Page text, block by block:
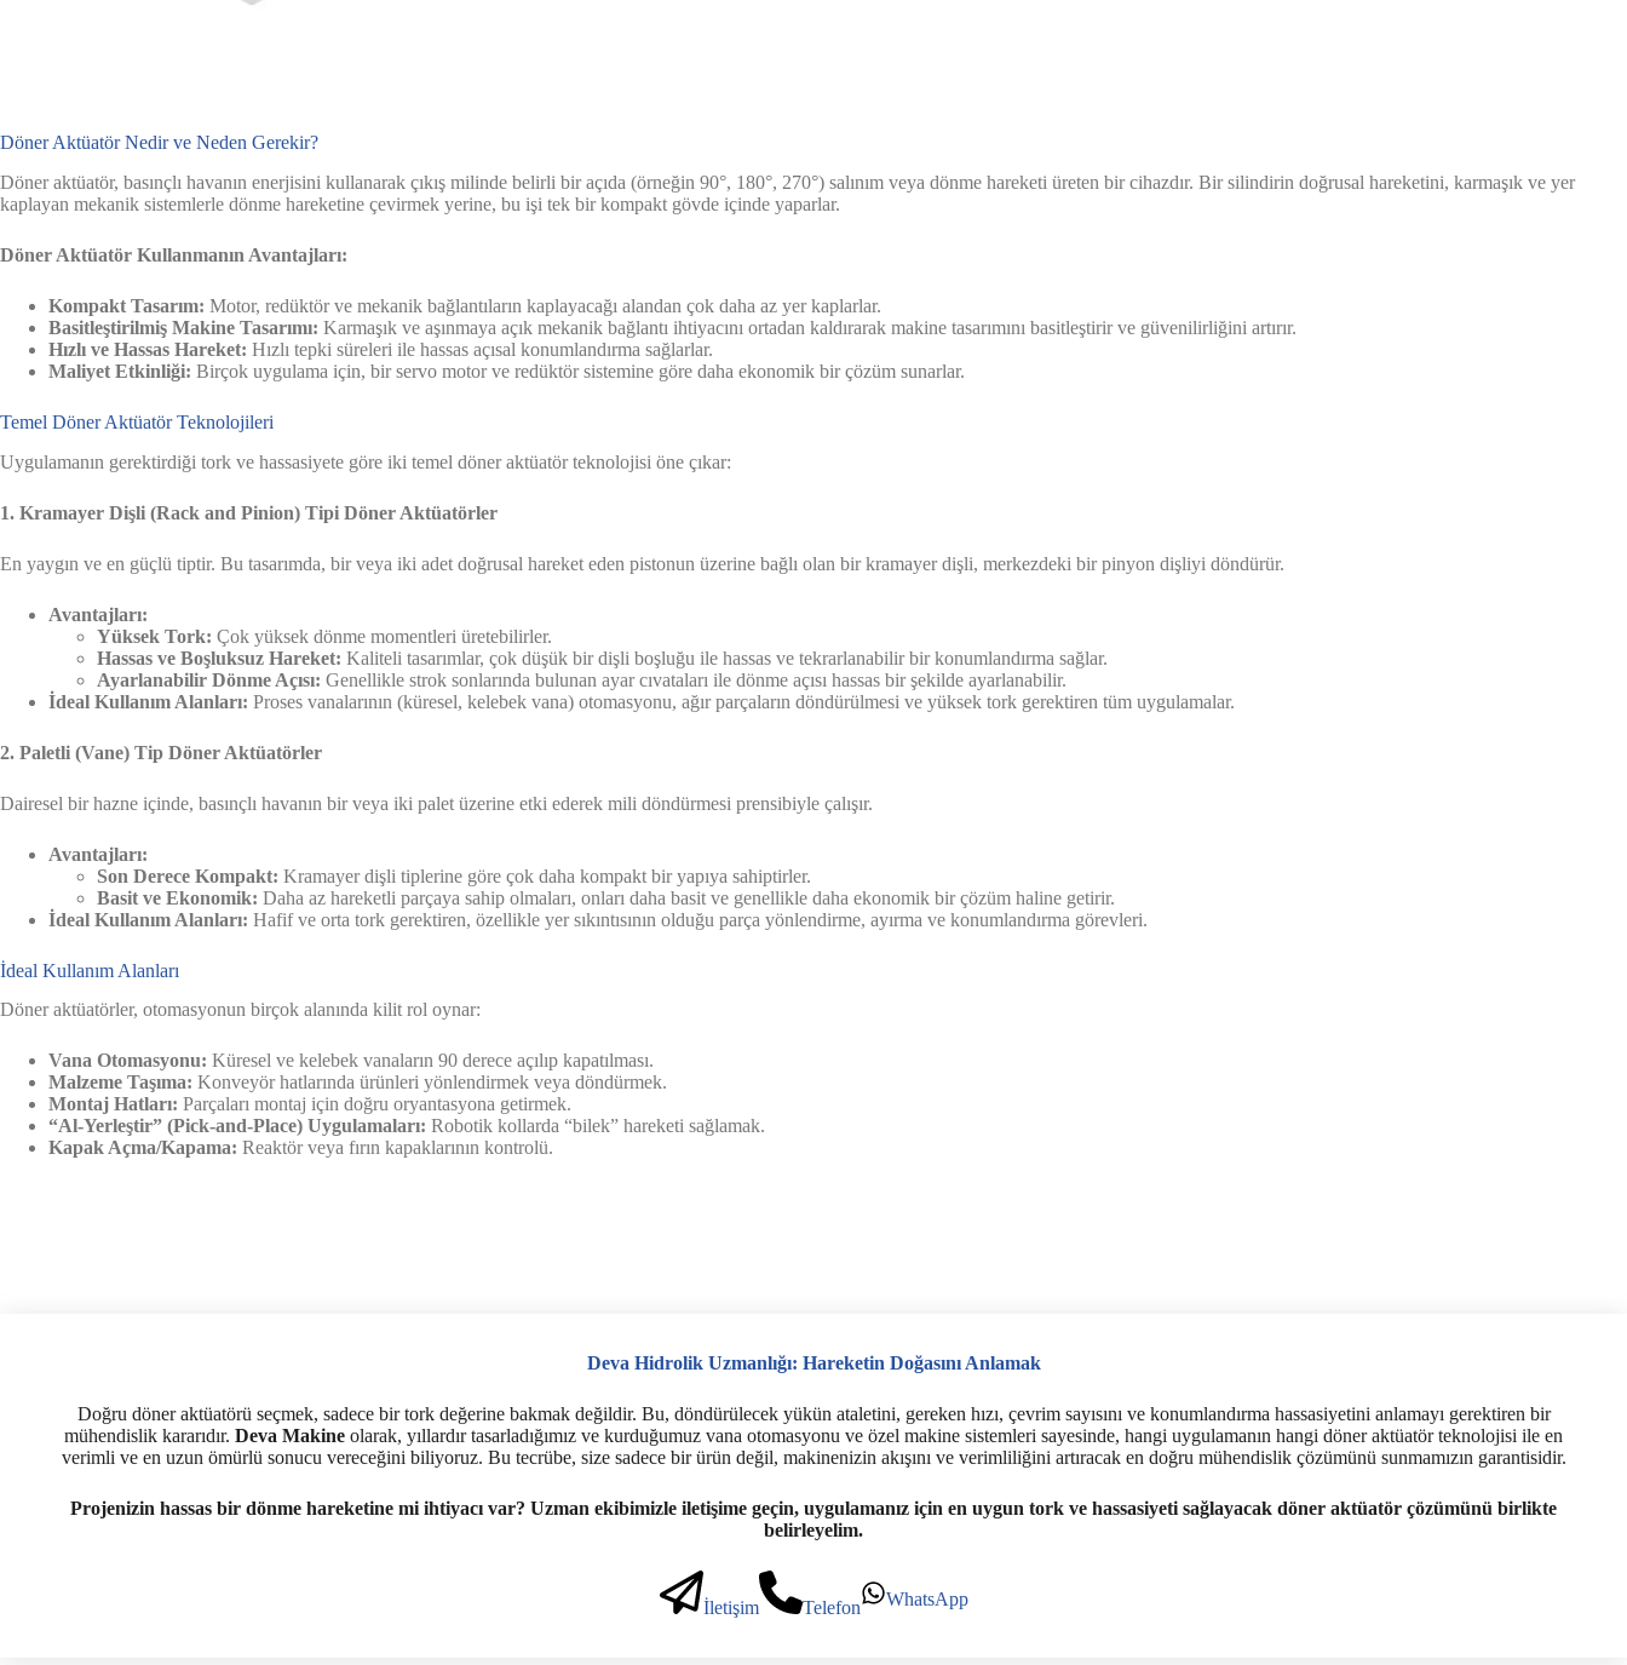
Döner Aktüatör Nedir ve Neden Gerekir?
Döner aktüatör, basınçlı havanın enerjisini kullanarak çıkış milinde belirli bir açıda (örneğin 90°, 180°, 270°) salınım veya dönme hareketi üreten bir cihazdır. Bir silindirin doğrusal hareketini, karmaşık ve yer
kaplayan mekanik sistemlerle dönme hareketine çevirmek yerine, bu işi tek bir kompakt gövde içinde yaparlar.
Döner Aktüatör Kullanmanın Avantajları:
Kompakt Tasarım: Motor, redüktör ve mekanik bağlantıların kaplayacağı alandan çok daha az yer kaplarlar.
Basitleştirilmiş Makine Tasarımı: Karmaşık ve aşınmaya açık mekanik bağlantı ihtiyacını ortadan kaldırarak makine tasarımını basitleştirir ve güvenilirliğini artırır.
Hızlı ve Hassas Hareket: Hızlı tepki süreleri ile hassas açısal konumlandırma sağlarlar.
Maliyet Etkinliği: Birçok uygulama için, bir servo motor ve redüktör sistemine göre daha ekonomik bir çözüm sunarlar.
Temel Döner Aktüatör Teknolojileri
Uygulamanın gerektirdiği tork ve hassasiyete göre iki temel döner aktüatör teknolojisi öne çıkar:
1. Kramayer Dişli (Rack and Pinion) Tipi Döner Aktüatörler
En yaygın ve en güçlü tiptir. Bu tasarımda, bir veya iki adet doğrusal hareket eden pistonun üzerine bağlı olan bir kramayer dişli, merkezdeki bir pinyon dişliyi döndürür.
Avantajları:
Yüksek Tork: Çok yüksek dönme momentleri üretebilirler.
Hassas ve Boşluksuz Hareket: Kaliteli tasarımlar, çok düşük bir dişli boşluğu ile hassas ve tekrarlanabilir bir konumlandırma sağlar.
Ayarlanabilir Dönme Açısı: Genellikle strok sonlarında bulunan ayar cıvataları ile dönme açısı hassas bir şekilde ayarlanabilir.
İdeal Kullanım Alanları: Proses vanalarının (küresel, kelebek vana) otomasyonu, ağır parçaların döndürülmesi ve yüksek tork gerektiren tüm uygulamalar.
2. Paletli (Vane) Tip Döner Aktüatörler
Dairesel bir hazne içinde, basınçlı havanın bir veya iki palet üzerine etki ederek mili döndürmesi prensibiyle çalışır.
Avantajları:
Son Derece Kompakt: Kramayer dişli tiplerine göre çok daha kompakt bir yapıya sahiptirler.
Basit ve Ekonomik: Daha az hareketli parçaya sahip olmaları, onları daha basit ve genellikle daha ekonomik bir çözüm haline getirir.
İdeal Kullanım Alanları: Hafif ve orta tork gerektiren, özellikle yer sıkıntısının olduğu parça yönlendirme, ayırma ve konumlandırma görevleri.
İdeal Kullanım Alanları
Döner aktüatörler, otomasyonun birçok alanında kilit rol oynar:
Vana Otomasyonu: Küresel ve kelebek vanaların 90 derece açılıp kapatılması.
Malzeme Taşıma: Konveyör hatlarında ürünleri yönlendirmek veya döndürmek.
Montaj Hatları: Parçaları montaj için doğru oryantasyona getirmek.
“Al-Yerleştir” (Pick-and-Place) Uygulamaları: Robotik kollarda “bilek” hareketi sağlamak.
Kapak Açma/Kapama: Reaktör veya fırın kapaklarının kontrolü.
Deva Hidrolik Uzmanlığı: Hareketin Doğasını Anlamak
Doğru döner aktüatörü seçmek, sadece bir tork değerine bakmak değildir. Bu, döndürülecek yükün ataletini, gereken hızı, çevrim sayısını ve konumlandırma hassasiyetini anlamayı gerektiren bir
mühendislik kararıdır. Deva Makine olarak, yıllardır tasarladığımız ve kurduğumuz vana otomasyonu ve özel makine sistemleri sayesinde, hangi uygulamanın hangi döner aktüatör teknolojisi ile en
verimli ve en uzun ömürlü sonucu vereceğini biliyoruz. Bu tecrübe, size sadece bir ürün değil, makinenizin akışını ve verimliliğini artıracak en doğru mühendislik çözümünü sunmamızın garantisidir.
Projenizin hassas bir dönme hareketine mi ihtiyacı var? Uzman ekibimizle iletişime geçin, uygulamanız için en uygun tork ve hassasiyeti sağlayacak döner aktüatör çözümünü birlikte
belirleyelim.
İletişim Telefon WhatsApp